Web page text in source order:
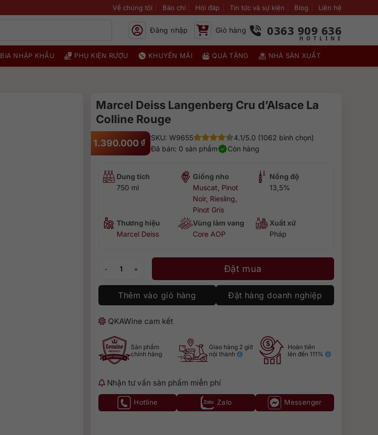
Về chúng tôi Báo chí Hỏi đáp Tin tức và sự kiện Blog Liên hệ
Đăng nhập Giỏ hàng 0363 909 636
BIA NHẬP KHẨU PHỤ KIỆN RƯỢU KHUYẾN MÃI QUÀ TẶNG NHÀ SẢN XUẤT
Marcel Deiss Langenberg Cru d’Alsace La
Colline Rouge
1.390.000 ₫ SKU: W9655
4.1/5.0 (1062 bình chọn)
Đã bán: 0 sản phẩm
Còn hàng
Dung tích
750 ml
Giống nho
Muscat Pinot
Noir, Riesling
Pinot Gris
Nồng độ
13,5%
Thương hiệu
Marcel Deiss
Vùng làm vang
Core AOP
Xuất xứ
Pháp
Marcel Deiss Langenberg Cru d’Alsace La Colline Rouge số lượng
Đặt mua
Thêm vào giỏ hàng Đặt hàng doanh nghiệp
QKAWine cam kết
Sản phẩm
chính hãng
Giao hàng 2 giờ
nội thành
Hoàn tiền
lên đến 111%
Nhận tư vấn sản phẩm miễn phí
Hotline Zalo Messenger